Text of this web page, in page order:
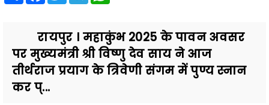
रायपुर । महाकुंभ 2025 के पावन अवसर
पर मुख्यमंत्री श्री विष्णु देव साय ने आज
तीर्थराज प्रयाग के त्रिवेणी संगम में पुण्य स्नान
कर प्...